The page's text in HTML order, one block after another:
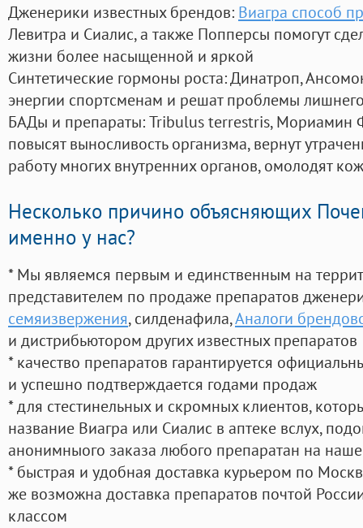
Дженерики известных брендов: Виагра способ
Левитра и Сиалис, а также Попперсы помогут
жизни более насыщенной и яркой
Синтетические гормоны роста: Динатроп,
энергии спортсменам и решат проблемы
БАДы и препараты:Tribulus terrestris, Мориамин
повысят выносливость организма, вернут
работу многих внутренних органов, омолодят
Несколько причино объясняющих
именно у нас?
* Мы являемся первым и единственным на
представителем по продаже препаратов
семяизвержения, силденафила,Аналоги
и дистрибьютором других известных препаратов
* качество препаратов гарантируется
и успешно подтверждается годами продаж
* для стестинельных и скромных клиентов,
название Виагра или Сиалис в аптеке вслух,
анонимныого заказа любого препаратан на
* быстрая и удобная доставка курьером по
же возможна доставка препаратов почтой
классом